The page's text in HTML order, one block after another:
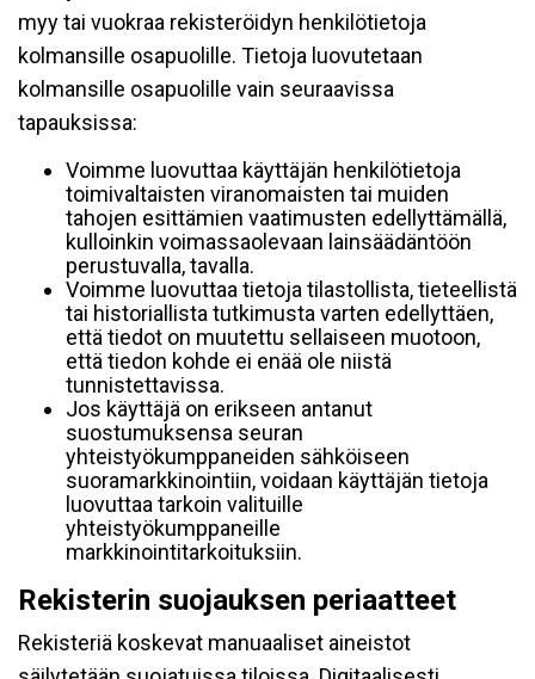
myy tai vuokraa rekisteröidyn henkilötietoja
kolmansille osapuolille. Tietoja luovutetaan
kolmansille osapuolille vain seuraavissa
tapauksissa:
Voimme luovuttaa käyttäjän henkilötietoja
toimivaltaisten viranomaisten tai muiden
tahojen esittämien vaatimusten edellyttämällä,
kulloinkin voimassaolevaan lainsäädäntöön
perustuvalla, tavalla.
Voimme luovuttaa tietoja tilastollista, tieteellistä
tai historiallista tutkimusta varten edellyttäen,
että tiedot on muutettu sellaiseen muotoon,
että tiedon kohde ei enää ole niistä
tunnistettavissa.
Jos käyttäjä on erikseen antanut
suostumuksensa seuran
yhteistyökumppaneiden sähköiseen
suoramarkkinointiin, voidaan käyttäjän tietoja
luovuttaa tarkoin valituille
yhteistyökumppaneille
markkinointitarkoituksiin.
Rekisterin suojauksen periaatteet
Rekisteriä koskevat manuaaliset aineistot